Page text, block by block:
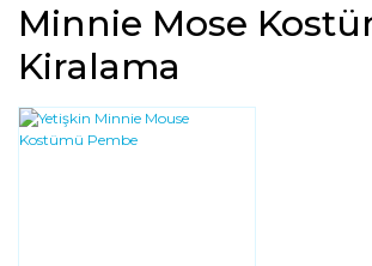
Minnie Mose
Kiralama